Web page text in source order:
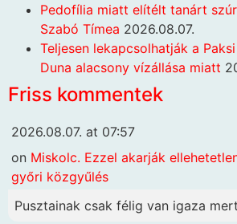
Pedofília miatt elítélt tanárt
Szabó Tímea 2026.08.07.
Teljesen lekapcsolhatják a
Duna alacsony vízállása miatt
Friss kommentek
2026.08.07. at 07:57
on Miskolc. Ezzel akarják
győri közgyűlés
Pusztainak csak félig van igaza